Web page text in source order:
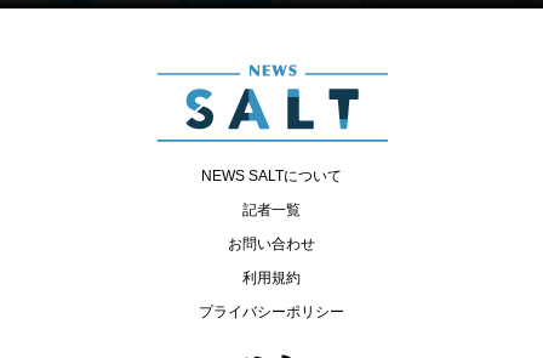
NEWS SALTについて
記者一覧
お問い合わせ
利用規約
プライバシーポリシー